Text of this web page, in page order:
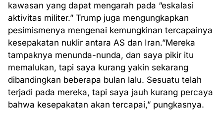
kawasan yang dapat mengarah pada “eskalasi
aktivitas militer.” Trump juga mengungkapkan
pesimismenya mengenai kemungkinan tercapainya
kesepakatan nuklir antara AS dan Iran.”Mereka
tampaknya menunda-nunda, dan saya pikir itu
memalukan, tapi saya kurang yakin sekarang
dibandingkan beberapa bulan lalu. Sesuatu telah
terjadi pada mereka, tapi saya jauh kurang percaya
bahwa kesepakatan akan tercapai,” pungkasnya.